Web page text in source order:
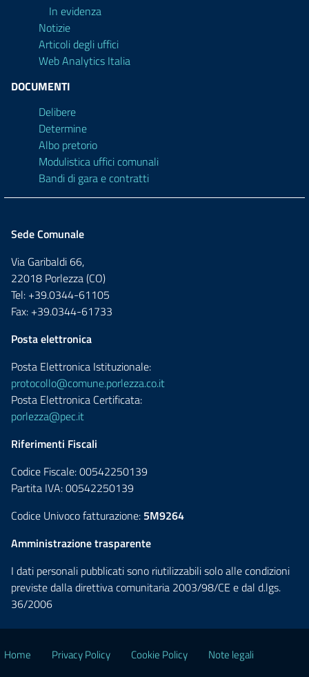
In evidenza
Notizie
Articoli degli uffici
Web Analytics Italia
DOCUMENTI
Delibere
Determine
Albo pretorio
Modulistica uffici comunali
Bandi di gara e contratti
Sede Comunale
Via Garibaldi 66,
22018 Porlezza (CO)
Tel: +39.0344-61105
Fax: +39.0344-61733
Posta elettronica
Posta Elettronica Istituzionale:
protocollo@comune.porlezza.co.it
Posta Elettronica Certificata:
porlezza@pec.it
Riferimenti Fiscali
Codice Fiscale: 00542250139
Partita IVA: 00542250139
Codice Univoco fatturazione: 5M9264
Amministrazione trasparente
I dati personali pubblicati sono riutilizzabili solo alle condizioni
previste dalla direttiva comunitaria 2003/98/CE e dal d.lgs.
36/2006
Home Privacy Policy Cookie Policy Note legali